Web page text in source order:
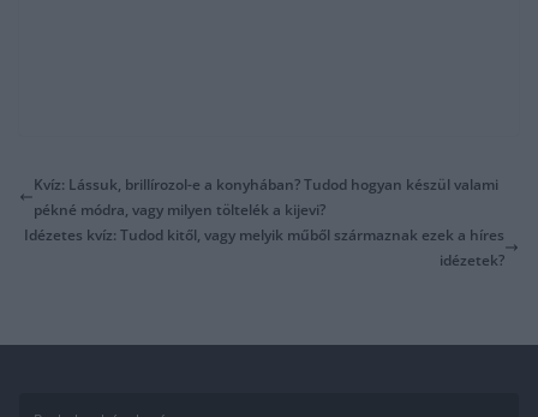
Kvíz: Lássuk, brillírozol-e a konyhában? Tudod hogyan készül valami
pékné módra, vagy milyen töltelék a kijevi?
Idézetes kvíz: Tudod kitől, vagy melyik műből származnak ezek a híres
idézetek?